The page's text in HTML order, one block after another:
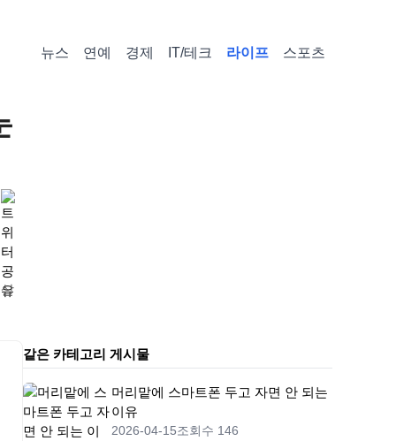
뉴스 연예 경제 IT/테크 라이프 스포츠
같은 카테고리 게시물
머리맡에 스마트폰 두고 자면 안 되는
이유
2026-04-15조회수 146